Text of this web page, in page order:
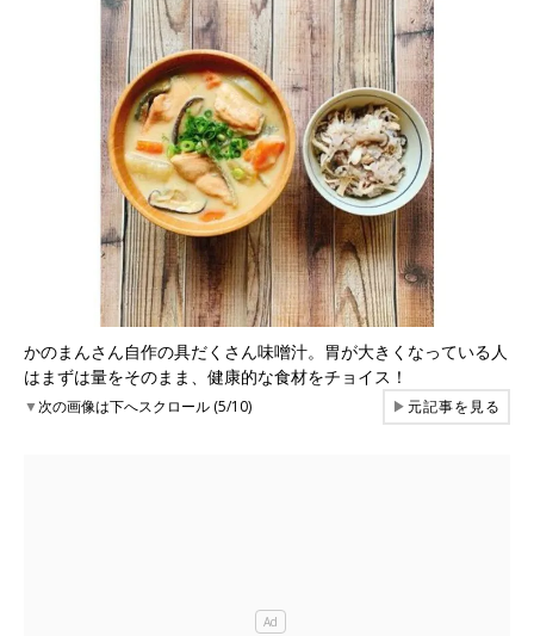
かのまんさん自作の具だくさん味噌汁。胃が大きくなっている人
はまずは量をそのまま、健康的な食材をチョイス！
▼次の画像は下へスクロール (5/10) ▶元記事を見る